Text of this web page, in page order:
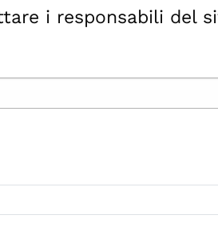
i responsabili del